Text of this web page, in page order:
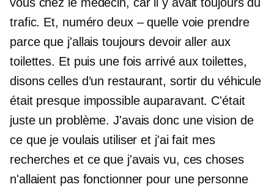
trafic. Et, numéro deux – quelle voie prendre
parce que j'allais toujours devoir aller aux
toilettes. Et puis une fois arrivé aux toilettes,
disons celles d’un restaurant, sortir du véhicule
était presque impossible auparavant. C'était
juste un problème. J'avais donc une vision de
ce que je voulais utiliser et j'ai fait mes
recherches et ce que j'avais vu, ces choses
n'allaient pas fonctionner pour une personne